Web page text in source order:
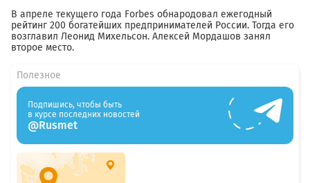
В апреле текущего года Forbes обнародовал ежегодный
рейтинг 200 богатейших предпринимателей России. Тогда его
возглавил Леонид Михельсон. Алексей Мордашов занял
второе место.
Полезное
Подпишись, чтобы быть
в курсе последних новостей
@Rusmet